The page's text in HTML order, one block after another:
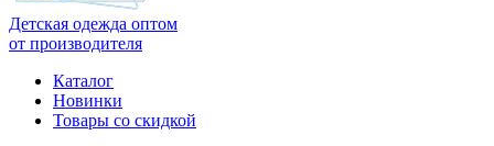
Детская одежда оптом
от производителя
Каталог
Новинки
Товары со скидкой